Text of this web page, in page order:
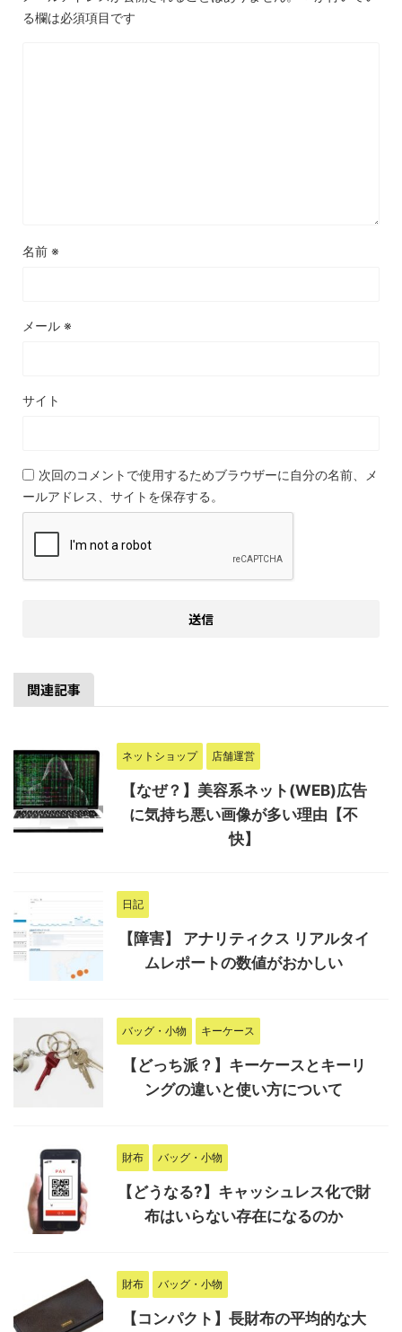
る欄は必須項目です
名前 ※
メール ※
サイト
次回のコメントで使用するためブラウザーに自分の名前、メ
ールアドレス、サイトを保存する。
関連記事
ネットショップ 店舗運営
【なぜ？】美容系ネット(WEB)広告
に気持ち悪い画像が多い理由【不
快】
日記
【障害】 アナリティクス リアルタイ
ムレポートの数値がおかしい
バッグ・小物 キーケース
【どっち派？】キーケースとキーリ
ングの違いと使い方について
財布 バッグ・小物
【どうなる?】キャッシュレス化で財
布はいらない存在になるのか
財布 バッグ・小物
【コンパクト】長財布の平均的な大